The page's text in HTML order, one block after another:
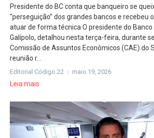
Presidente do BC conta que banqueiro se
“perseguição” dos grandes bancos e recebeu
atuar de forma técnica O presidente do Banco
Galípolo, detalhou nesta terça-feira, durante
Comissão de Assuntos Econômicos (CAE) do
reunião r...
Editorial Código 22 maio 19, 2026
Leia mais